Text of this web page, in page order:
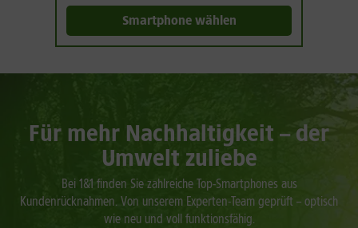
Smartphone wählen
Für mehr Nachhaltigkeit – der
Umwelt zuliebe
Bei 1&1 finden Sie zahlreiche Top-Smartphones aus
Kundenrücknahmen. Von unserem Experten-Team geprüft – optisch
wie neu und voll funktionsfähig.